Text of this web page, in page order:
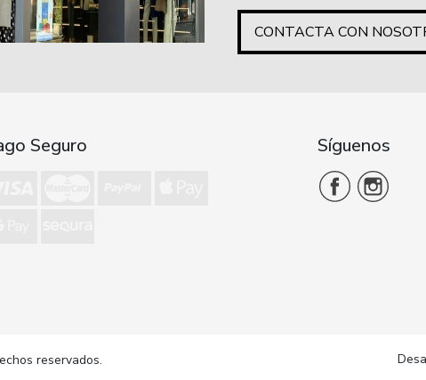
CONTACTA CON
Seguro Síguenos
reservados.